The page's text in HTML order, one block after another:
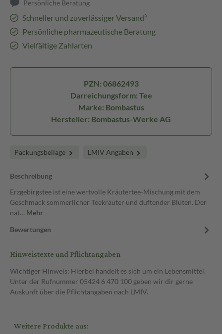
Persönliche Beratung
Schneller und zuverlässiger Versand³
Persönliche pharmazeutische Beratung
Vielfältige Zahlarten
PZN: 06862493
Darreichungsform: Tee
Marke: Bombastus
Hersteller: Bombastus-Werke AG
Packungsbeilage LMIV Angaben
Beschreibung
Erzgebirgstee ist eine wertvolle Kräutertee-Mischung mit dem
Geschmack sommerlicher Teekräuter und duftender Blüten. Der
nat… Mehr
Bewertungen
Hinweistexte und Pflichtangaben
Wichtiger Hinweis: Hierbei handelt es sich um ein Lebensmittel.
Unter der Rufnummer 05424 6 470 100 geben wir dir gerne
Auskunft über die Pflichtangaben nach LMIV.
Weitere Produkte aus: